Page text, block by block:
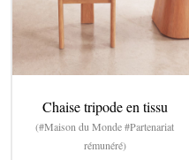
Chaise tripode en tissu
(#Maison du Monde #Partenariat
rémunéré)